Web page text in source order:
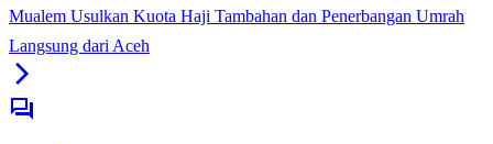
Mualem Usulkan Kuota Haji Tambahan dan Penerbangan Umrah
Langsung dari Aceh